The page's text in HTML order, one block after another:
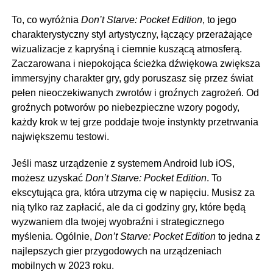
To, co wyróżnia Don’t Starve: Pocket Edition, to jego
charakterystyczny styl artystyczny, łączący przerażające
wizualizacje z kapryśną i ciemnie kuszącą atmosferą.
Zaczarowana i niepokojąca ścieżka dźwiękowa zwiększa
immersyjny charakter gry, gdy poruszasz się przez świat
pełen nieoczekiwanych zwrotów i groźnych zagrożeń. Od
groźnych potworów po niebezpieczne wzory pogody,
każdy krok w tej grze poddaje twoje instynkty przetrwania
największemu testowi.
Jeśli masz urządzenie z systemem Android lub iOS,
możesz uzyskać Don’t Starve: Pocket Edition. To
ekscytująca gra, która utrzyma cię w napięciu. Musisz za
nią tylko raz zapłacić, ale da ci godziny gry, które będą
wyzwaniem dla twojej wyobraźni i strategicznego
myślenia. Ogólnie, Don’t Starve: Pocket Editionto jedna z
najlepszych gier przygodowych na urządzeniach
mobilnych w 2023 roku.